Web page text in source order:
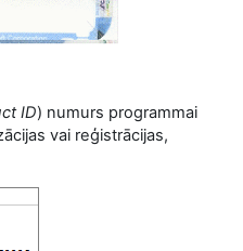
ID) numurs programmai
vai reģistrācijas,